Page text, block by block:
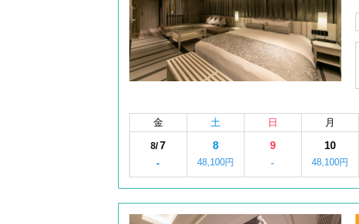
金 土 日 月
8/7
-
8
48,100円
9
-
10
48,100円